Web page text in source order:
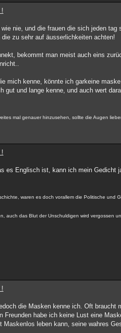
!
nie, und die frauen die sich jeden
zu sehr auf äusserlichkeiten achten!
bekommt man meist auch eins
mich kenne, könnte ich garkeine
gut und lange kenne, und auch wert
mal genauer hinzusehen, sollte die Augen
!
es Englisch ist, kann ich mein Gedicht
waren es doch vorallem die Politische und
auch das Blut der Unschuldigen wird vergossen
!
die Masken kenne ich. Oft
Freunden habe ich keine Lust eine
Maskenlos leben kann, seine wahres